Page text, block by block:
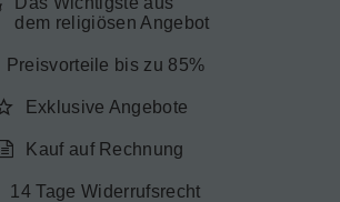
dem religiösen Angebot
Preisvorteile bis zu 85%
Exklusive Angebote
Kauf auf Rechnung
14 Tage Widerrufsrecht